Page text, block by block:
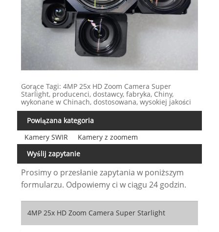
Gorące Tagi: 4MP 25x HD Zoom Camera Super
Starlight, producenci, dostawcy, fabryka, Chiny,
wykonane w Chinach, dostosowana, wysokiej jakości
Powiązana kategoria
Kamery SWIR
Kamery z zoomem
Wyślij zapytanie
Prosimy o przesłanie zapytania w poniższym
formularzu. Odpowiemy ci w ciągu 24 godzin.